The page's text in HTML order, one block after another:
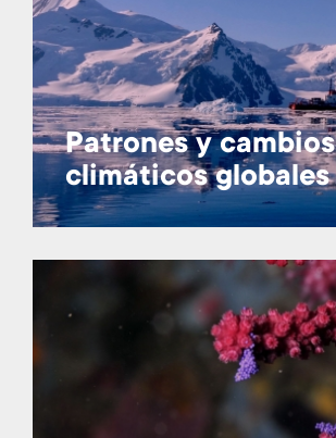
Patrones y cambios
climáticos globales